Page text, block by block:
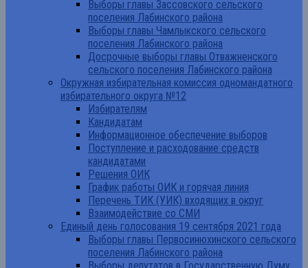
Выборы главы Зассовского сельского
поселения Лабинского района
Выборы главы Чамлыкского сельского
поселения Лабинского района
Досрочные выборы главы Отважненского
сельского поселения Лабинского района
Окружная избирательная комиссия одномандатного
избирательного округа №12
Избирателям
Кандидатам
Информационное обеспечение выборов
Поступление и расходование средств
кандидатами
Решения ОИК
График работы ОИК и горячая линия
Перечень ТИК (УИК) входящих в округ
Взаимодействие со СМИ
Единый день голосования 19 сентября 2021 года
Выборы главы Первосинюхинского сельского
поселения Лабинского района